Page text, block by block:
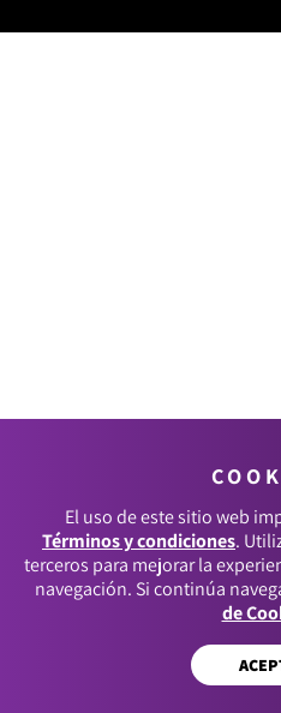
El uso de este sitio web
Términos y condiciones.
terceros para mejorar la
navegación. Si continúa
de